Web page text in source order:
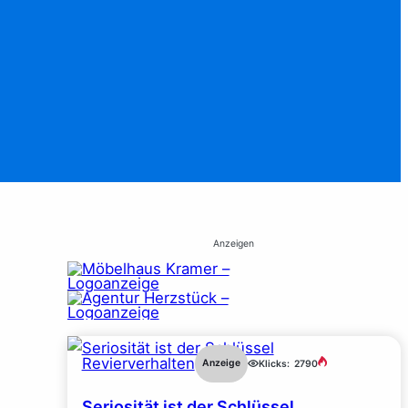
Anzeigen
Revierverhalten Anzeige Klicks: 2790